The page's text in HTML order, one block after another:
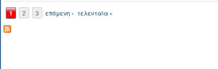
Σελίδες
1 2 3 επόμενη › τελευταία »